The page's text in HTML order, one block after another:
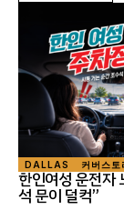
DALLAS 커버스토
한인여성 운전자
석 문이 덜컥”